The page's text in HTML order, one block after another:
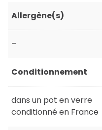
Allergène(s)
–
Conditionnement
dans un pot en verre
conditionné en France